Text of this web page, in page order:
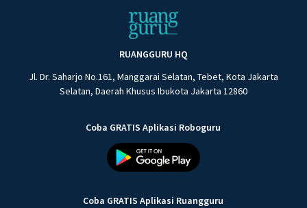
RUANGGURU HQ
Jl. Dr. Saharjo No.161, Manggarai Selatan, Tebet, Kota Jakarta
Selatan, Daerah Khusus Ibukota Jakarta 12860
Coba GRATIS Aplikasi Roboguru
Coba GRATIS Aplikasi Ruangguru